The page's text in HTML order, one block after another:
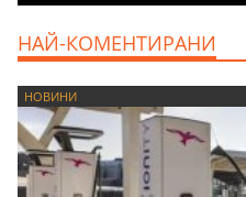
НАЙ-КОМЕНТИРАНИ
НОВИНИ